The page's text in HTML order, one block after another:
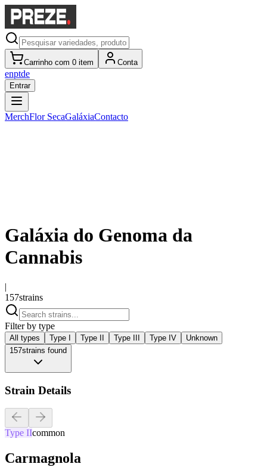
Carrinho com 0 item Conta
enptde
Entrar
MerchFlor SecaGaláxiaContacto
Galáxia do Genoma da
Cannabis
|
157strains
Filter by type
All types Type I Type II Type III Type IV
Unknown
157strains found
Strain Details
Type IIcommon
Carmagnola